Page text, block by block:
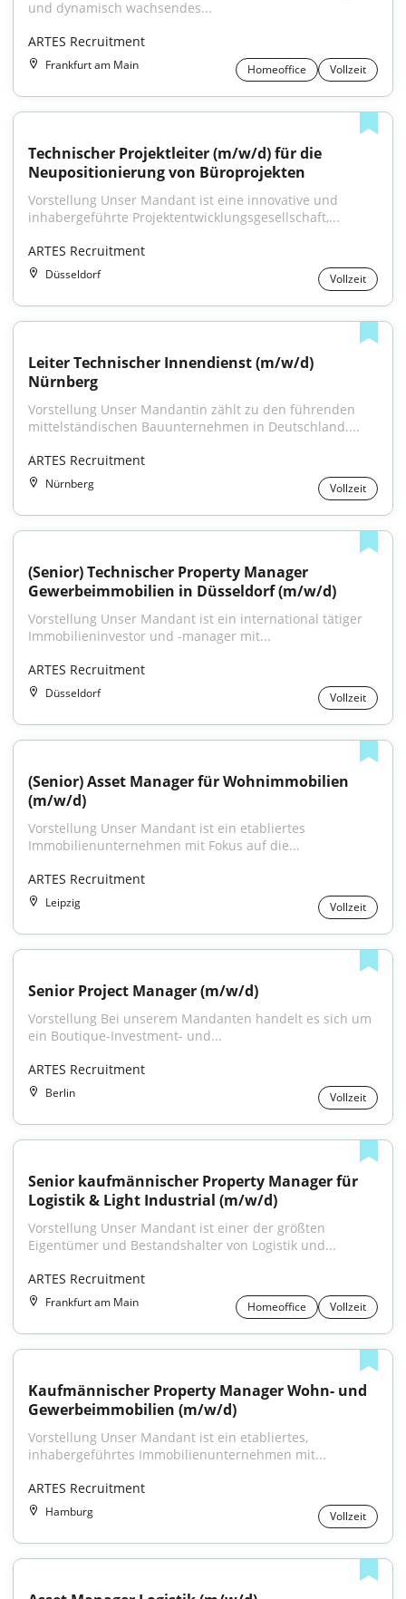
und dynamisch wachsendes...
ARTES Recruitment
Frankfurt am Main Homeoffice Vollzeit
Technischer Projektleiter (m/w/d) für die
Neupositionierung von Büroprojekten
Vorstellung Unser Mandant ist eine innovative und
inhabergeführte Projektentwicklungsgesellschaft,...
ARTES Recruitment
Düsseldorf Vollzeit
Leiter Technischer Innendienst (m/w/d)
Nürnberg
Vorstellung Unser Mandantin zählt zu den führenden
mittelständischen Bauunternehmen in Deutschland....
ARTES Recruitment
Nürnberg Vollzeit
(Senior) Technischer Property Manager
Gewerbeimmobilien in Düsseldorf (m/w/d)
Vorstellung Unser Mandant ist ein international tätiger
Immobilieninvestor und -manager mit...
ARTES Recruitment
Düsseldorf Vollzeit
(Senior) Asset Manager für Wohnimmobilien
(m/w/d)
Vorstellung Unser Mandant ist ein etabliertes
Immobilienunternehmen mit Fokus auf die...
ARTES Recruitment
Leipzig Vollzeit
Senior Project Manager (m/w/d)
Vorstellung Bei unserem Mandanten handelt es sich um
ein Boutique-Investment- und...
ARTES Recruitment
Berlin Vollzeit
Senior kaufmännischer Property Manager für
Logistik & Light Industrial (m/w/d)
Vorstellung Unser Mandant ist einer der größten
Eigentümer und Bestandshalter von Logistik und...
ARTES Recruitment
Frankfurt am Main Homeoffice Vollzeit
Kaufmännischer Property Manager Wohn- und
Gewerbeimmobilien (m/w/d)
Vorstellung Unser Mandant ist ein etabliertes,
inhabergeführtes Immobilienunternehmen mit...
ARTES Recruitment
Hamburg Vollzeit